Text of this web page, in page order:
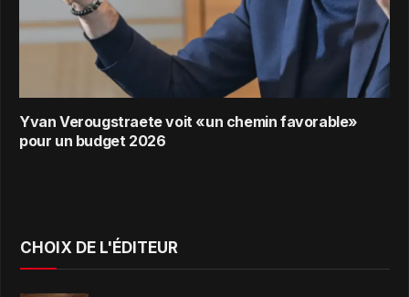
Yvan Verougstraete voit «un chemin favorable»
pour un budget 2026
CHOIX DE L'ÉDITEUR